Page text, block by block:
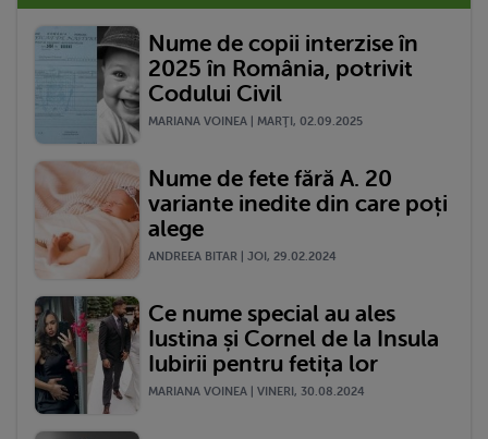
Nume de copii interzise în
2025 în România, potrivit
Codului Civil
MARIANA VOINEA | MARŢI, 02.09.2025
Nume de fete fără A. 20
variante inedite din care poți
alege
ANDREEA BITAR | JOI, 29.02.2024
Ce nume special au ales
Iustina și Cornel de la Insula
Iubirii pentru fetița lor
MARIANA VOINEA | VINERI, 30.08.2024